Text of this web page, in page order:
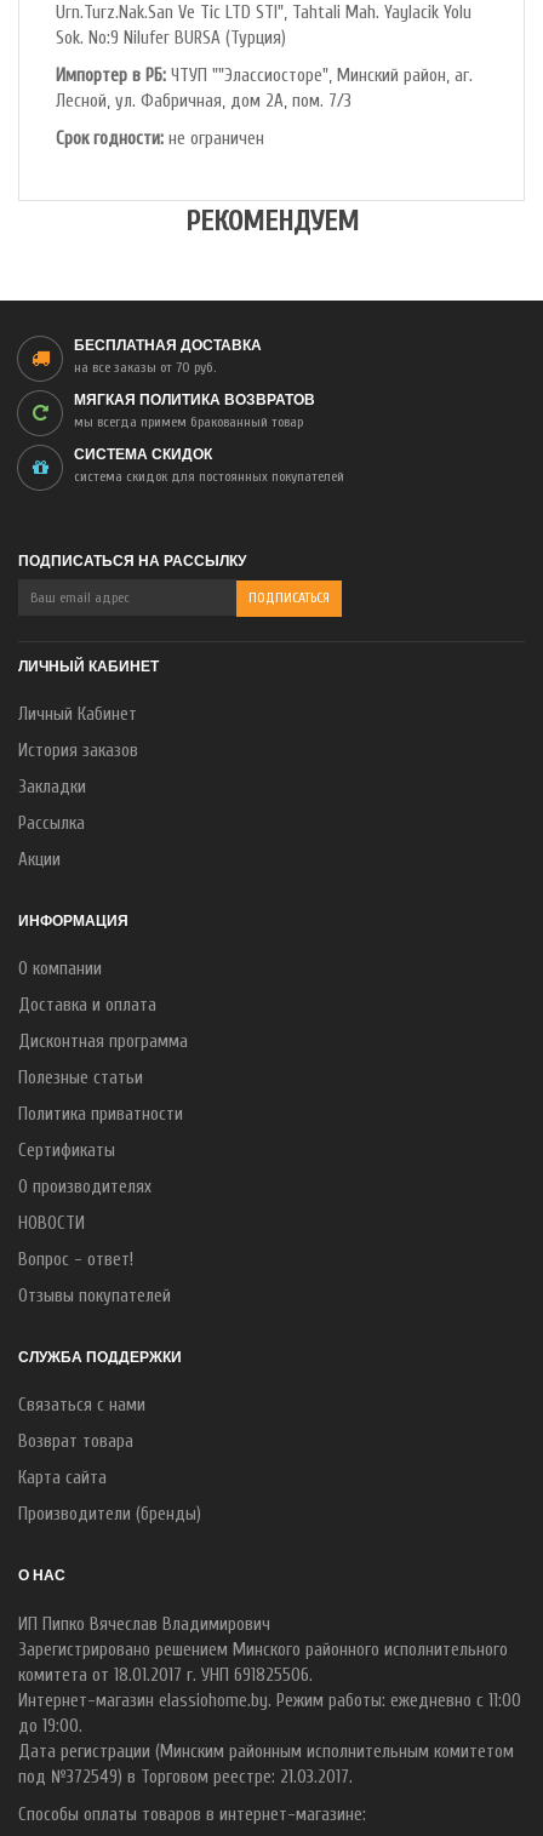
Urn.Turz.Nak.San Ve Tic LTD STI", Tahtali Mah. Yaylacik Yolu
Sok. No:9 Nilufer BURSA (Турция)
Импортер в РБ: ЧТУП ""Элассиосторе", Минский район, аг.
Лесной, ул. Фабричная, дом 2А, пом. 7/3
Срок годности: не ограничен
РЕКОМЕНДУЕМ
БЕСПЛАТНАЯ ДОСТАВКА
на все заказы от 70 руб.
МЯГКАЯ ПОЛИТИКА ВОЗВРАТОВ
мы всегда примем бракованный товар
СИСТЕМА СКИДОК
система скидок для постоянных покупателей
ПОДПИСАТЬСЯ НА РАССЫЛКУ
ЛИЧНЫЙ КАБИНЕТ
Личный Кабинет
История заказов
Закладки
Рассылка
Акции
ИНФОРМАЦИЯ
О компании
Доставка и оплата
Дисконтная программа
Полезные статьи
Политика приватности
Сертификаты
О производителях
НОВОСТИ
Вопрос - ответ!
Отзывы покупателей
СЛУЖБА ПОДДЕРЖКИ
Связаться с нами
Возврат товара
Карта сайта
Производители (бренды)
О НАС
ИП Пипко Вячеслав Владимирович
Зарегистрировано решением Минского районного исполнительного
комитета от 18.01.2017 г. УНП 691825506.
Интернет-магазин elassiohome.by. Режим работы: ежедневно с 11:00
до 19:00.
Дата регистрации (Минским районным исполнительным комитетом
под №372549) в Торговом реестре: 21.03.2017.
Способы оплаты товаров в интернет-магазине: